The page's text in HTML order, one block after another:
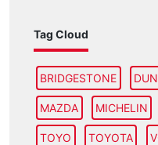
Tag Cloud
BRIDGESTONE
MAZDA MICHELIN
TOYO TOYOTA